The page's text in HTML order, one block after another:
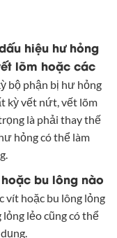
hiệu hư hỏng
lõm hoặc các
bộ phận bị hư hỏng
kỳ vết nứt, vết lõm
là phải thay thế
hỏng có thể làm
bu lông nào
vít hoặc bu lông lỏng
lỏng lẻo cũng có thể